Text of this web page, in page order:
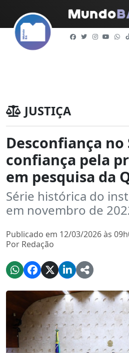
JUSTIÇA
Desconfiança no
confiança pela
em pesquisa da
Série histórica do
em novembro de
Publicado em 12/03/2026 às
Por Redação